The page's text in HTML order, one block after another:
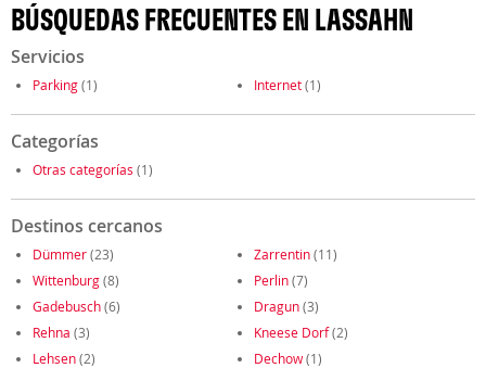
BÚSQUEDAS FRECUENTES EN LASSAHN
Servicios
Parking(1) Internet(1)
Categorías
Otras categorías (1)
Destinos cercanos
Dümmer(23) Zarrentin(11)
Wittenburg(8) Perlin(7)
Gadebusch(6) Dragun(3)
Rehna (3) Kneese Dorf(2)
Lehsen(2) Dechow(1)